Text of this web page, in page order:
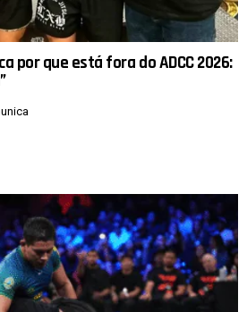
por que está fora do ADCC 2026: